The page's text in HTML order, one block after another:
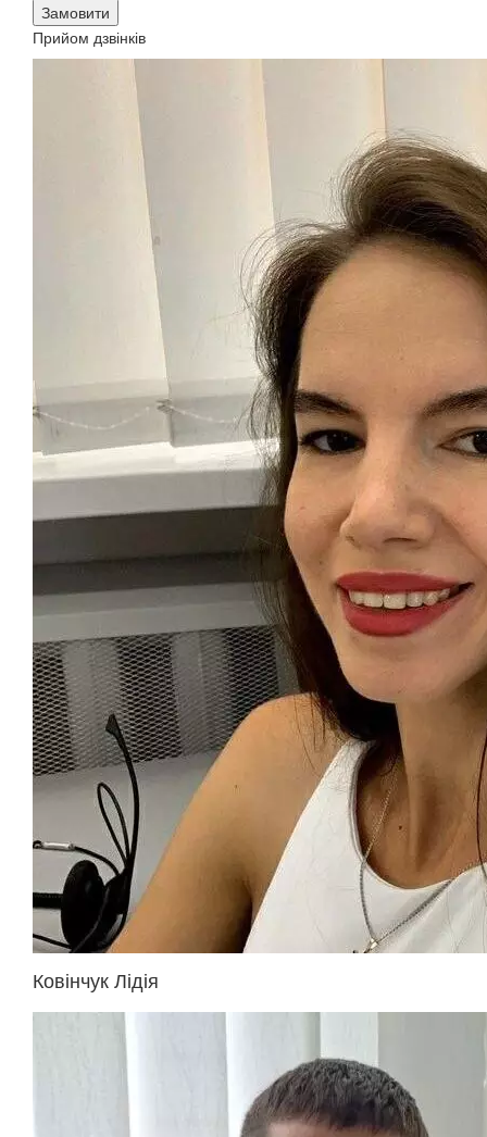
Замовити
Прийом дзвінків
Ковінчук Лідія